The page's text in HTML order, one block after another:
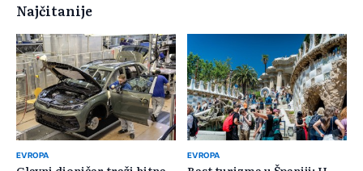
Najčitanije
EVROPA EVROPA